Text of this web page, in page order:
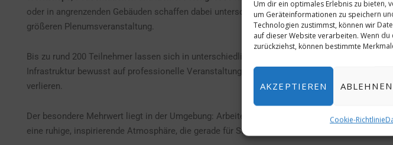
Um dir ein optimales Erlebnis zu bieten,
um Geräteinformationen zu speichern
Technologien zustimmst, können wir
auf dieser Website verarbeiten. Wenn
zurückziehst, können bestimmte
AKZEPTIEREN ABLEHNEN
Cookie-Richtlinie
oder in angrenzenden Gebäuden schaffen dabei unterschiedliche Settings – vom
größeren Plenumsveranstaltung.
Bis zu rund 200 Teilnehmer lassen sich in unterschiedlichen Kombinationen der Räume
Infrastruktur bewusst auf professionelle Veranstaltungsformate ausgerichtet, ohne den
verlieren.
Der besondere Mehrwert liegt in der Umgebung: Arbeiten zwischen Weinbergen, Innenhof
eine ruhige, inspirierende Atmosphäre, die gerade für Strategie-, Kreativ- und Führungsthemen